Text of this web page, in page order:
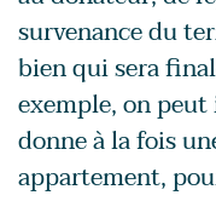
survenance du
bien qui sera
exemple, on
donne à la fois
appartement,